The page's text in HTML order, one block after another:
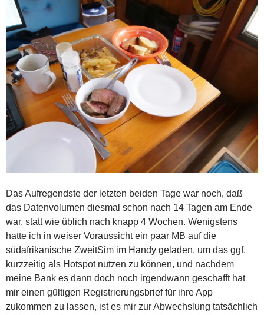
Das Aufregendste der letzten beiden Tage war noch, daß
das Datenvolumen diesmal schon nach 14 Tagen am Ende
war, statt wie üblich nach knapp 4 Wochen. Wenigstens
hatte ich in weiser Voraussicht ein paar MB auf die
südafrikanische ZweitSim im Handy geladen, um das ggf.
kurzzeitig als Hotspot nutzen zu können, und nachdem
meine Bank es dann doch noch irgendwann geschafft hat
mir einen gültigen Registrierungsbrief für ihre App
zukommen zu lassen, ist es mir zur Abwechslung tatsächlich